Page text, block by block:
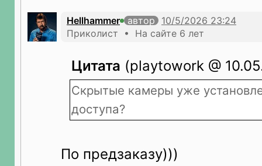
Hellhammer
автор
Приколист • На сайте 6 лет
Цитата (playtowork @
Скрытые камеры уже
доступа?
По предзаказу)))